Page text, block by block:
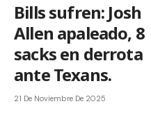
Bills sufren: Josh
Allen apaleado, 8
sacks en derrota
ante Texans.
21 De Noviembre De 2025